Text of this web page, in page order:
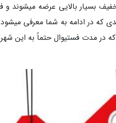
بسیار بالایی عرضه میشوند و
که در ادامه به شما معرفی
در مدت فستیوال حتماً به این